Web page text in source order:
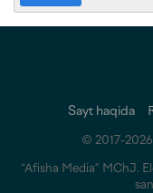
Sayt haqida
© 2017-
“Afisha Media” MChJ.